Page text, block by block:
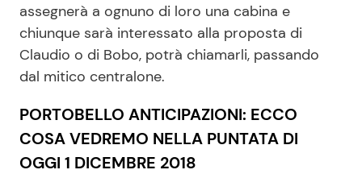
Chi siamo
Disclaimer e Privacy
Redazione
Privacy Policy
assegnerà a ognuno di loro una cabina e
chiunque sarà interessato alla proposta di
Claudio o di Bobo, potrà chiamarli, passando
dal mitico centralone.
PORTOBELLO ANTICIPAZIONI: ECCO
COSA VEDREMO NELLA PUNTATA DI
OGGI 1 DICEMBRE 2018